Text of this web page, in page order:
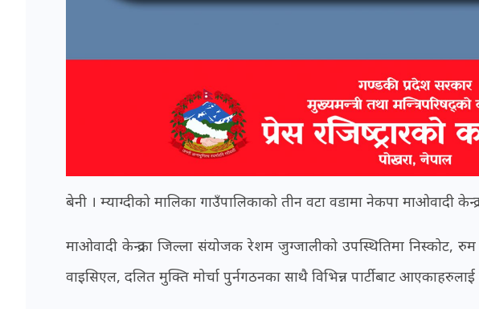
बेनी । म्याग्दीको मालिका गाउँपालिकाको तीन वटा वडामा नेकपा माओवादी
माओवादी केन्द्रका जिल्ला संयोजक रेशम जुग्जालीको उपस्थितिमा निस्कोट, रुम
वाइसिएल, दलित मुक्ति मोर्चा पुर्नगठनका साथै विभिन्न पार्टीबाट